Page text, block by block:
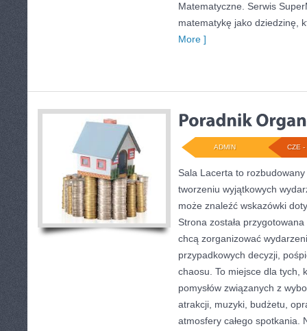
Matematyczne. Serwis
matematykę jako dziedzinę,
More ]
CZE -
ADMIN
Sala Lacerta to
tworzeniu wyjątkowych
może znaleźć wskazówki
Strona została
chcą zorganizować
przypadkowych decyzji,
chaosu. To miejsce dla tych,
pomysłów związanych z
atrakcji, muzyki, budżetu,
atmosfery całego spotkania.